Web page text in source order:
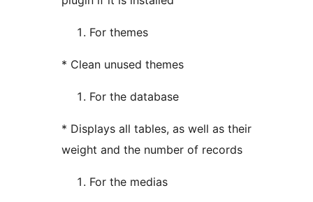
For themes
* Clean unused themes
For the database
* Displays all tables, as well as their
weight and the number of records
For the medias